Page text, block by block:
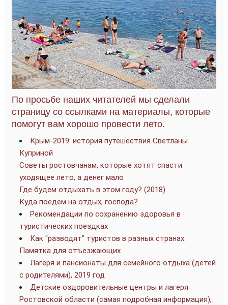
По просьбе наших читателей мы сделали
страницу со ссылками на материалы, которые
помогут вам хорошо провести лето.
Крым-2019: история путешествия Светланы
Куприной
Советы ростовчанам, которые хотят спасти
уходящее лето, а денег мало
Где будем отдыхать в этом году? (2018)
Куда поедем на отдых, господа?
Рекомендации по сохранению здоровья в
туристических поездках
Как "разводят" туристов в разных странах.
Памятка для отъезжающих
Лагеря и пансионаты для семейного отдыха (детей
с родителями), 2019 год
Детские оздоровительные центры и лагеря
Ростовской области (самая подробная информация),